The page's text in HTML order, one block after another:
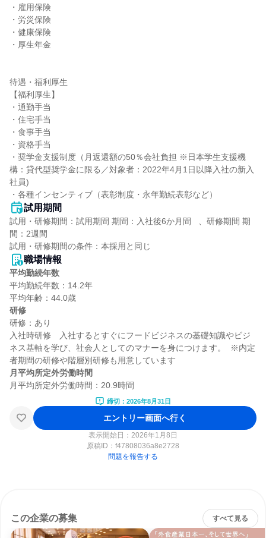
・雇用保険
・労災保険
・健康保険
・厚生年金
待遇・福利厚生
【福利厚生】
・通勤手当
・住宅手当
・食事手当
・資格手当
・奨学金支援制度（月返還額の50％会社負担 ※日本学生支援機
構：貸代型奨学金に限る／対象者：2022年4月1日以降入社の新入
社員)
・各種インセンティブ（表彰制度・永年勤続表彰など）
試用期間
試用・研修期間：試用期間 期間：入社後6か月間   、研修期間 期
間：2週間
職場情報
平均勤続年数
平均勤続年数：14.2年
研修
研修：あり
入社時研修　入社するとすぐにフードビジネスの基礎知識やビジ
ネス基軸を学び、社会人としてのマナーを身につけます。  ※内定
月平均所定外労働時間
締切：2026年8月31日
エントリー画面へ行く
表示開始日：2026年1月8日
原稿ID： f47808036a8e2728
問題を報告する
この企業の募集 すべて見る